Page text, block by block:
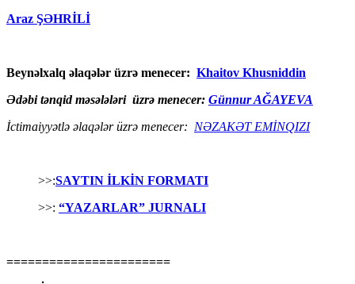
Araz ŞƏHRİLİ
Beynəlxalq əlaqələr üzrə menecer: Khaitov Khusniddin
Ədəbi tənqid məsələləri üzrə menecer: Günnur AĞAYEVA
İctimaiyyətlə əlaqələr üzrə menecer: NƏZAKƏT EMİNQIZI
>>:SAYTIN İLKİN FORMATI
>>: “YAZARLAR” JURNALI
=======================